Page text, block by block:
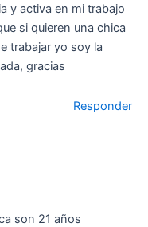
y activa en mi trabajo
si quieren una chica
trabajar yo soy la
gracias
Responder
son 21 años